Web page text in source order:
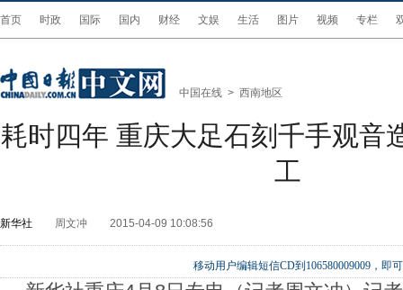
首页 时政 国际 国内 财经 文娱 生活 图片 视频 专栏
中国在线 > 西南地区
耗时四年 重庆大足石刻千手观音
工
新华社 周文冲 2015-04-09 10:08:56
移动用户编辑短信CD到106580009009，即